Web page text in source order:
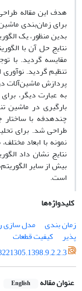
هدف این مقاله
برای زمان‌بندی
بدین منظور، یک
نتایج حل آن با
مقایسه گردید. با
تنظیم گردید.
پردازش ماشین‌آلات
به عبارت دیگر،
بارگیری در ماشین
چندهدفه با
طراحی شد. برای
نمونه با ابعاد
نتایج نشان داد
بیش از سایر
است.
کلیدواژه‌ها
زمان بندی
مدل سازی
پذیر
کیفیت قطعات
عنوان مقاله English